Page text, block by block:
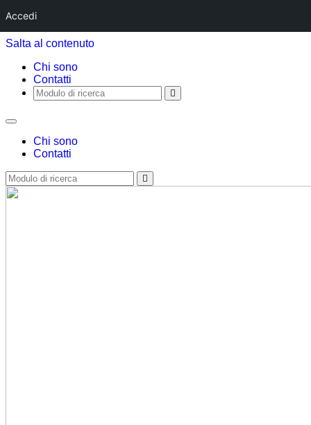
Accedi
Salta al contenuto
Chi sono
Contatti
Cerca
Chi sono
Contatti
Cerca